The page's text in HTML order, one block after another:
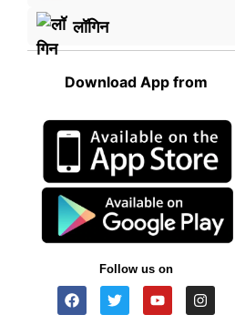
लॉगिन
Download App from
Follow us on